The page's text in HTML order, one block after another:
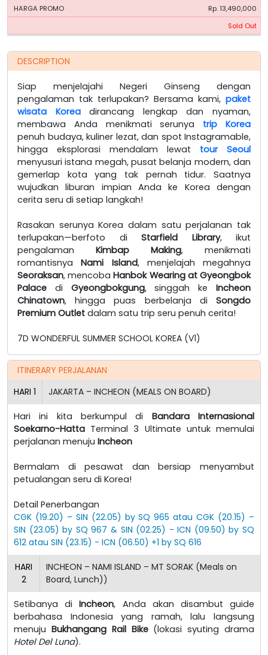
Rp. 13,490,000
Sold Out
DESCRIPTION
Siap menjelajahi Negeri Ginseng dengan
pengalaman tak terlupakan? Bersama kami, paket
wisata Koreadirancang lengkap dan nyaman,
membawa Anda menikmati serunya trip Korea
penuh budaya, kuliner lezat, dan spot Instagramable,
hingga eksplorasi mendalam lewat tour Seoul
menyusuri istana megah, pusat belanja modern, dan
gemerlap kota yang tak pernah tidur. Saatnya
wujudkan liburan impian Anda ke Korea dengan
cerita seru di setiap langkah!
Rasakan serunya Korea dalam satu perjalanan tak
terlupakan—berfoto di Starfield Library, ikut
pengalaman Kimbap Making, menikmati
romantisnyaNami Island, menjelajah megahnya
Seoraksan, mencobaHanbok Wearing at Gyeongbok
Palace di Gyeongbokgung, singgah keIncheon
Chinatown, hingga puas berbelanja di Songdo
Premium Outlet dalam satu trip seru penuh cerita!
7D WONDERFUL SUMMER SCHOOL KOREA (V1)
ITINERARY PERJALANAN
HARI 1 JAKARTA – INCHEON (MEALS ON BOARD)
Hari ini kita berkumpul di Bandara Internasional
Soekarno-Hatta Terminal 3 Ultimate untuk memulai
perjalanan menuju Incheon
Bermalam di pesawat dan bersiap menyambut
petualangan seru di Korea!
Detail Penerbangan
CGK (19.20) – SIN (22.05) by SQ 965 atau CGK (20.15) –
SIN (23.05) by SQ 967 & SIN (02.25) - ICN (09.50) by SQ
612 atau SIN (23.15) - ICN (06.50) +1 by SQ 616
HARI
2
INCHEON – NAMI ISLAND – MT SORAK (Meals on
Board, Lunch))
Setibanya diIncheon, Anda akan disambut guide
berbahasa Indonesia yang ramah, lalu langsung
menuju Bukhangang Rail Bike(lokasi syuting drama
Hotel Del Luna).